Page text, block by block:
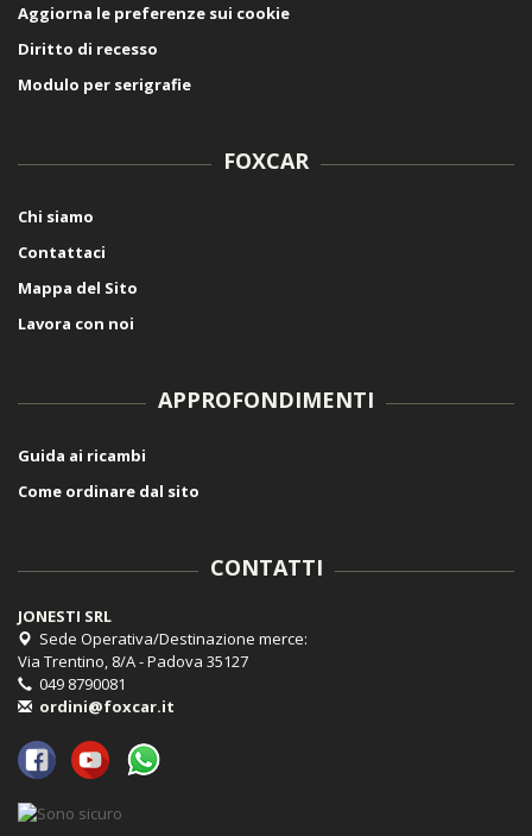
Aggiorna le preferenze sui cookie
Diritto di recesso
Modulo per serigrafie
FOXCAR
Chi siamo
Contattaci
Mappa del Sito
Lavora con noi
APPROFONDIMENTI
Guida ai ricambi
Come ordinare dal sito
CONTATTI
JONESTI SRL
Sede Operativa/Destinazione merce:
Via Trentino, 8/A - Padova 35127
049 8790081
ordini@foxcar.it